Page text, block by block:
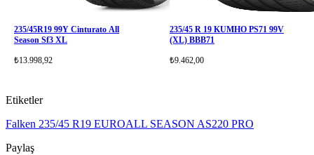
235/45R19 99Y Cinturato All
Season Sf3 XL
₺13.998,92
235/45 R 19 KUMHO PS71 99V
(XL) BBB71
₺9.462,00
Etiketler
Falken 235/45 R19 EUROALL SEASON AS220 PRO
Paylaş